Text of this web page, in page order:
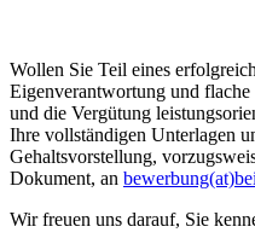
Wollen Sie Teil eines
Eigenverantwortung und
und die Vergütung
Ihre vollständigen Unterlagen
Gehaltsvorstellung,
Dokument, an
Wir freuen uns darauf, Sie